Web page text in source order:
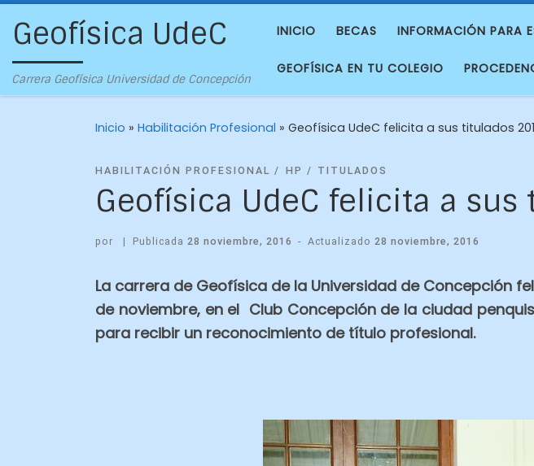
Geofísica UdeC
Carrera Geofísica Universidad de Concepción
INICIO BECAS INFORMACIÓN PARA
GEOFÍSICA EN TU COLEGIO
Inicio » Habilitación Profesional » Geofísica UdeC felicita a sus titulados
HABILITACIÓN PROFESIONAL HP TITULADOS
Geofísica UdeC felicita a
por | Publicada 28 noviembre, 2016 - Actualizado28 noviembre, 2016
La carrera de Geofísica de la Universidad de Concepción
de noviembre, en el Club Concepción de la ciudad
para recibir un reconocimiento de título profesional.